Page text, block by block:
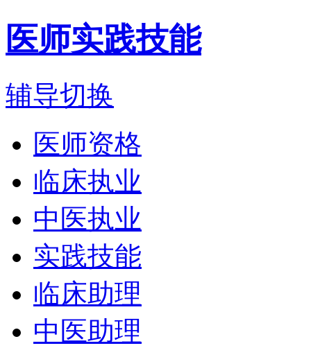
医师实践技能
辅导切换
医师资格
临床执业
中医执业
实践技能
临床助理
中医助理